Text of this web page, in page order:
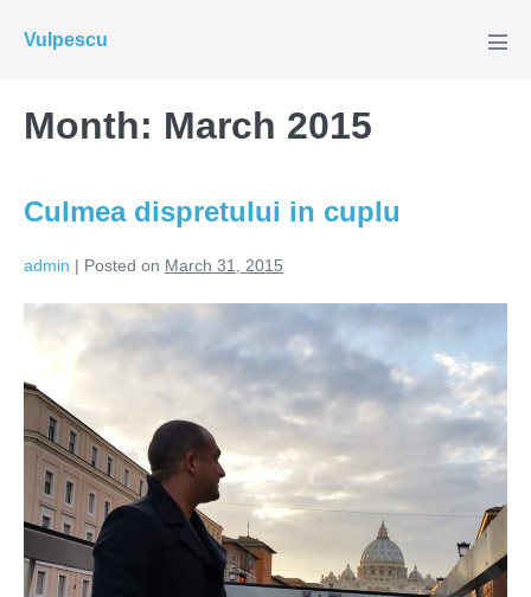
Vulpescu
Month: March 2015
Culmea dispretului in cuplu
admin | Posted on March 31, 2015
dispretului
in
cuplu